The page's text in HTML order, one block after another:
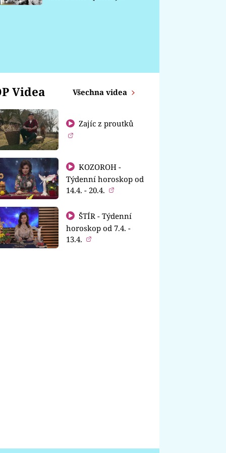
Videa Všechna videa
Zajíc z proutků
KOZOROH -
Týdenní horoskop od
14.4. - 20.4.
ŠTÍR - Týdenní
horoskop od 7.4. -
13.4.